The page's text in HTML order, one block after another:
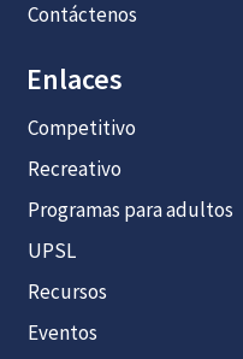
Contáctenos
Enlaces
Competitivo
Recreativo
Programas para adultos
UPSL
Recursos
Eventos